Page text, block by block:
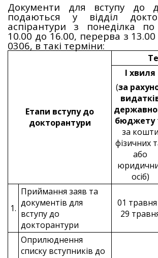
Документи для вступу до
подаються у відділ
аспірантури з понеділка
10.00 до 16.00, перерва з 13.00
0306, в такі терміни:
Етапи вступу до
докторантури
І хвиля
(за
бюджету
за кошти
фізичних
або
осіб)
1.
Приймання заяв та
документів для
вступу до
докторантури
01
29
Оприлюднення
списку вступників до